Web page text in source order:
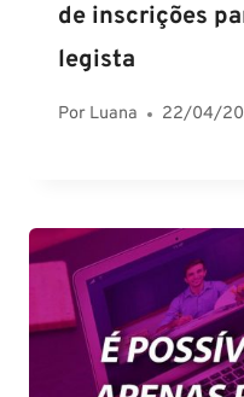
de inscrições
legista
Por Luana 22/04/